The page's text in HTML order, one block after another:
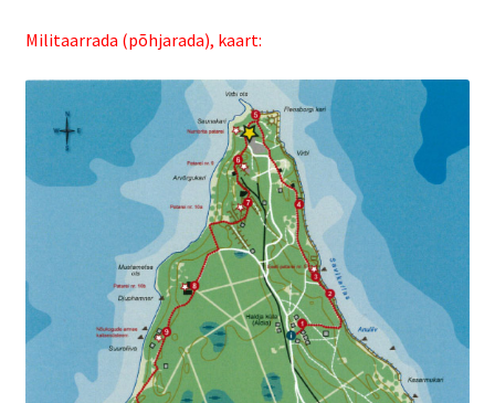
Militaarrada (põhjarada), kaart: